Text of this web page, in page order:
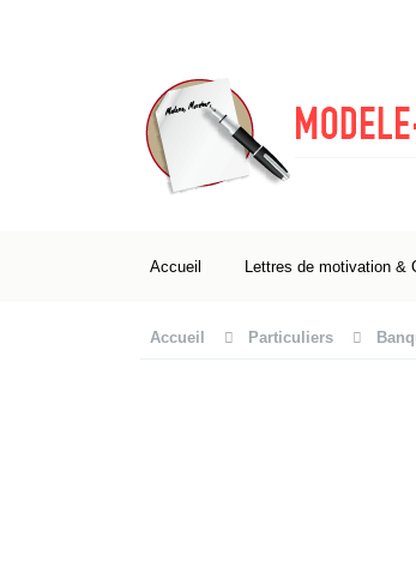
Accueil Lettres de motivation &
Accueil Particuliers